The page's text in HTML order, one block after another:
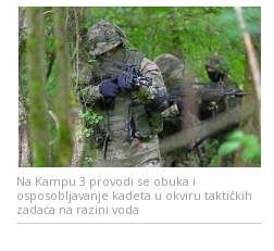
Na Kampu 3 provodi se obuka i
osposobljavanje kadeta u okviru taktičkih
zadaća na razini voda